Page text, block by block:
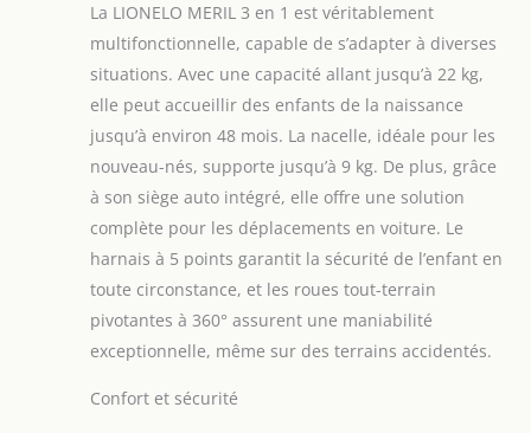
une bande de
roulement profonde
facilitent la
navigation sur les
terrains sablonneux
ou les chemins de
terre. Les roues
avant pivotent sur
360 ° avec la
possibilité de se
droite pour garantir
une conduite
souple et
La LIONELO MERIL 3 en 1 est véritablement
multifonctionnelle, capable de s’adapter à diverses
situations. Avec une capacité allant jusqu’à 22 kg,
elle peut accueillir des enfants de la naissance
jusqu’à environ 48 mois. La nacelle, idéale pour les
nouveau-nés, supporte jusqu’à 9 kg. De plus, grâce
à son siège auto intégré, elle offre une solution
complète pour les déplacements en voiture. Le
harnais à 5 points garantit la sécurité de l’enfant en
toute circonstance, et les roues tout-terrain
pivotantes à 360° assurent une maniabilité
exceptionnelle, même sur des terrains accidentés.
Confort et sécurité